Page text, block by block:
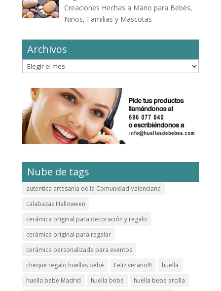
Creaciones Hechas a Mano para Bebés,
Niños, Familias y Mascotas
Archivos
Archivos
Nube de tags
autentica artesania de la Comunidad Valenciana
calabazas Halloween
cerámica original para decoración y regalo
cerámica original para regalar
cerámica personalizada para eventos
cheque regalo huellas bebé
Feliz verano!!!
huella
huella bebe Madrid
huella bebé
huella bebé arcilla